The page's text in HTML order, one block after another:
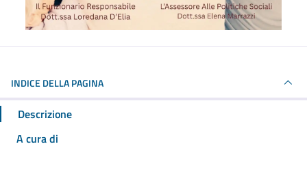
INDICE DELLA PAGINA
Descrizione
A cura di